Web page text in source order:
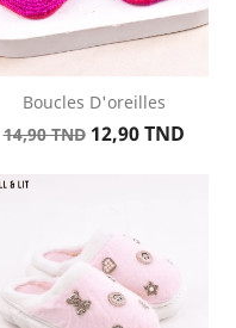
Boucles D'oreilles
Prix
base
14,90 TND Prix
12,90 TND